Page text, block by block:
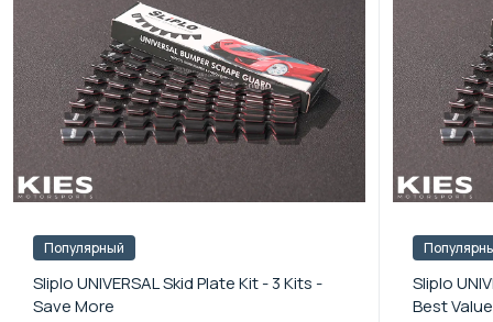
Популярный
Sliplo UNIVERSAL Skid Plate Kit - 3 Kits -
Save More
Sliplo
Best Value